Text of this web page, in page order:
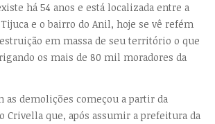
há 54 anos e está localizada entre a
e o bairro do Anil, hoje se vê refém
em massa de seu território o que
os mais de 80 mil moradores da
as demolições começou a partir da
Crivella que, após assumir a prefeitura da